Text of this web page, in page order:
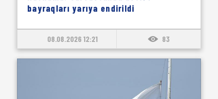
bayraqları yarıya endirildi
08.08.2026 12:21 83